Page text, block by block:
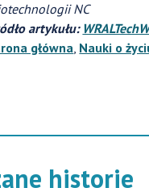
NC
artykułu:
główna, Nauki o
historie